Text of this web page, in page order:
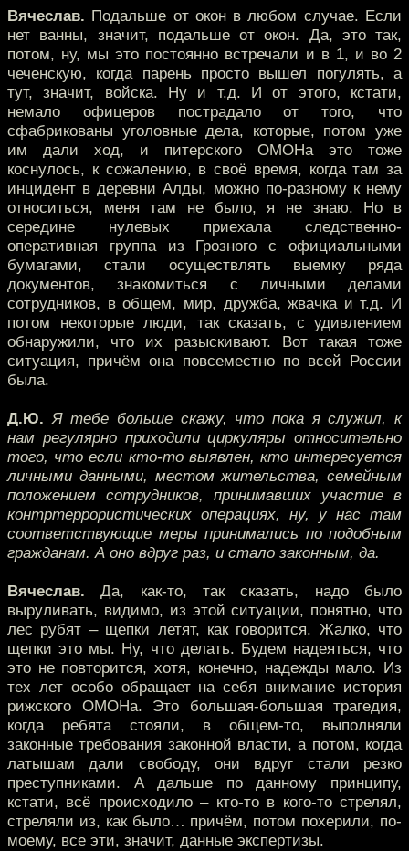
Вячеслав. Подальше от окон в любом случае. Если
нет ванны, значит, подальше от окон. Да, это так,
потом, ну, мы это постоянно встречали и в 1, и во 2
чеченскую, когда парень просто вышел погулять, а
тут, значит, войска. Ну и т.д. И от этого, кстати,
немало офицеров пострадало от того, что
сфабрикованы уголовные дела, которые, потом уже
им дали ход, и питерского ОМОНа это тоже
коснулось, к сожалению, в своё время, когда там за
инцидент в деревни Алды, можно по-разному к нему
относиться, меня там не было, я не знаю. Но в
середине нулевых приехала следственно-
оперативная группа из Грозного с официальными
бумагами, стали осуществлять выемку ряда
документов, знакомиться с личными делами
сотрудников, в общем, мир, дружба, жвачка и т.д. И
потом некоторые люди, так сказать, с удивлением
обнаружили, что их разыскивают. Вот такая тоже
ситуация, причём она повсеместно по всей России
была.
Д.Ю. Я тебе больше скажу, что пока я служил, к
нам регулярно приходили циркуляры относительно
того, что если кто-то выявлен, кто интересуется
личными данными, местом жительства, семейным
положением сотрудников, принимавших участие в
контртеррористических операциях, ну, у нас там
соответствующие меры принимались по подобным
гражданам. А оно вдруг раз, и стало законным, да.
Вячеслав. Да, как-то, так сказать, надо было
выруливать, видимо, из этой ситуации, понятно, что
лес рубят – щепки летят, как говорится. Жалко, что
щепки это мы. Ну, что делать. Будем надеяться, что
это не повторится, хотя, конечно, надежды мало. Из
тех лет особо обращает на себя внимание история
рижского ОМОНа. Это большая-большая трагедия,
когда ребята стояли, в общем-то, выполняли
законные требования законной власти, а потом, когда
латышам дали свободу, они вдруг стали резко
преступниками. А дальше по данному принципу,
кстати, всё происходило – кто-то в кого-то стрелял,
стреляли из, как было… причём, потом похерили, по-
моему, все эти, значит, данные экспертизы.